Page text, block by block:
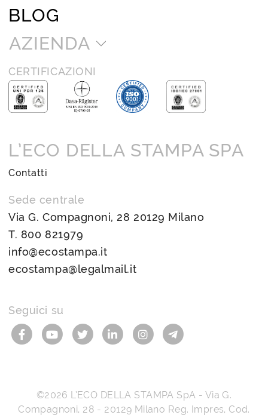
BLOG
AZIENDA
CERTIFICAZIONI
L’ECO DELLA STAMPA SPA
Contatti
Sede centrale
Via G. Compagnoni, 28 20129 Milano
T. 800 821979
info@ecostampa.it
ecostampa@legalmail.it
Seguici su
©2026 L’ECO DELLA STAMPA SpA - Via G.
Compagnoni, 28 - 20129 Milano Reg. Impres, Cod.